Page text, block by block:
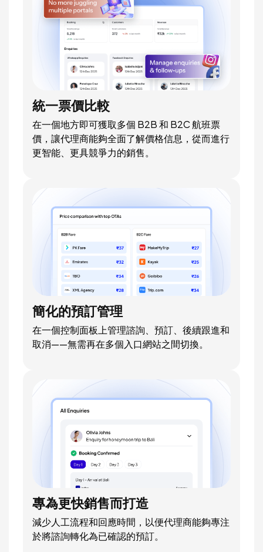
統一票價比較
在一個地方即可獲取多個 B2B 和 B2C 航班票
價，讓代理商能夠全面了解價格信息，從而進行
更智能、更具競爭力的銷售。
簡化的預訂管理
在一個控制面板上管理諮詢、預訂、後續跟進和
取消——無需再在多個入口網站之間切換。
專為更快銷售而打造
減少人工流程和回應時間，以便代理商能夠專注
於將諮詢轉化為已確認的預訂。